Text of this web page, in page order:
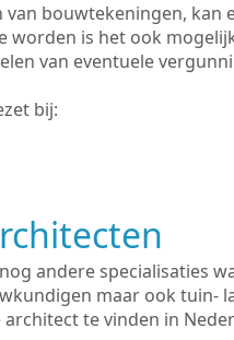
bouwtekeningen,
worden is het ook
van eventuele
bij:
andere specialisaties
maar ook tuin-
te vinden in